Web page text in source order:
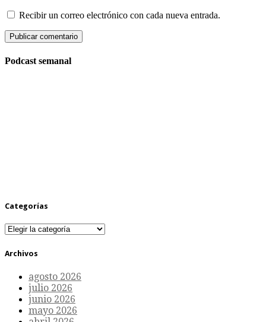
Recibir un correo electrónico con cada nueva entrada.
Podcast semanal
Categorías
Categorías
Archivos
agosto 2026
julio 2026
junio 2026
mayo 2026